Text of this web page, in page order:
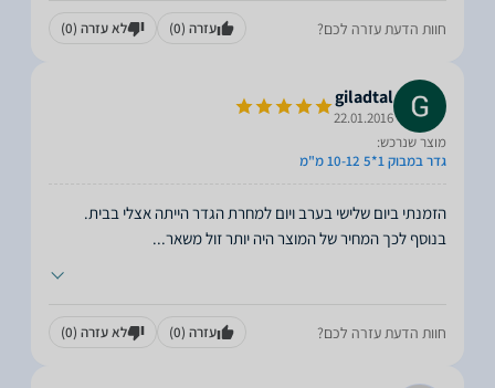
חוות הדעת עזרה לכם? עזרה (0) לא עזרה (0)
giladtal
22.01.2016
מוצר שנרכש:
גדר במבוק 1*5 10-12 מ"מ
הזמנתי ביום שלישי בערב ויום למחרת הגדר הייתה אצלי בבית.
בנוסף לכך המחיר של המוצר היה יותר זול משאר...
חוות הדעת עזרה לכם? עזרה (0) לא עזרה (0)